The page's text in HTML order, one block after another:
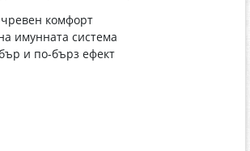
комфорт
имунната система
и по-бърз ефект